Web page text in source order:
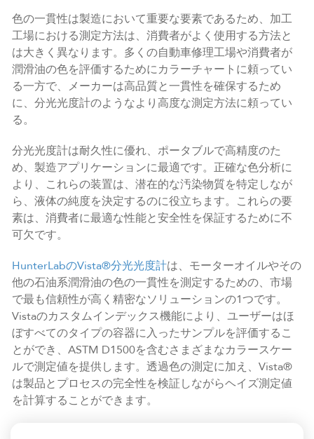
色の一貫性は製造において重要な要素であるため、加工
工場における測定方法は、消費者がよく使用する方法と
は大きく異なります。多くの自動車修理工場や消費者が
潤滑油の色を評価するためにカラーチャートに頼ってい
る一方で、メーカーは高品質と一貫性を確保するため
に、分光光度計のようなより高度な測定方法に頼ってい
る。
分光光度計は耐久性に優れ、ポータブルで高精度のた
め、製造アプリケーションに最適です。正確な色分析に
より、これらの装置は、潜在的な汚染物質を特定しなが
ら、液体の純度を決定するのに役立ちます。これらの要
素は、消費者に最適な性能と安全性を保証するために不
可欠です。
HunterLabのVista®分光光度計は、モーターオイルやその
他の石油系潤滑油の色の一貫性を測定するための、市場
で最も信頼性が高く精密なソリューションの1つです。
Vistaのカスタムインデックス機能により、ユーザーはほ
ぼすべてのタイプの容器に入ったサンプルを評価するこ
とができ、ASTM D1500を含むさまざまなカラースケー
ルで測定値を提供します。透過色の測定に加え、Vista®
は製品とプロセスの完全性を検証しながらヘイズ測定値
を計算することができます。